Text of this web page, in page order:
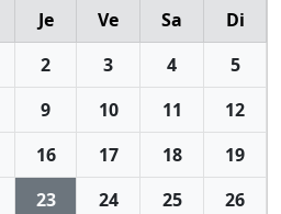
Je Ve Sa
Di
2 3 4
5
9 10 11
12
16 17 18
19
23 24 25
26